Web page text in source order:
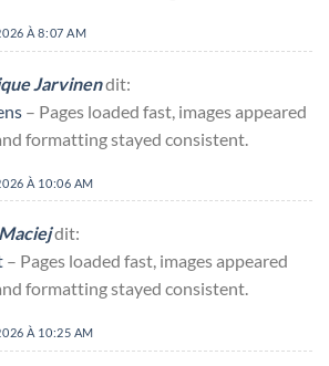
À 8:07 AM
Jarvinendit:
– Pages loaded fast, images appeared
formatting stayed consistent.
À 10:06 AM
dit:
– Pages loaded fast, images appeared
formatting stayed consistent.
À 10:25 AM